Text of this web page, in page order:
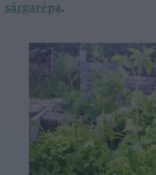
sárgarépa.